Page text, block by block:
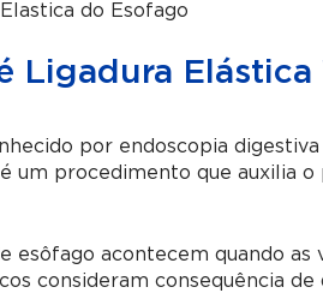
do Esofago
Ligadura
por endoscopia
é um procedimento que auxilia o
esôfago acontecem quando
consideram consequência